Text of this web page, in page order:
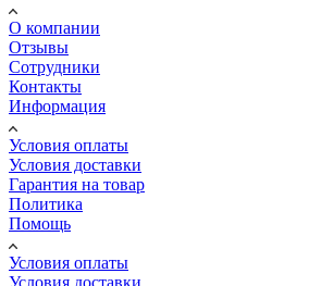
О компании
Отзывы
Сотрудники
Контакты
Информация
Условия оплаты
Условия доставки
Гарантия на товар
Политика
Помощь
Условия оплаты
Условия доставки